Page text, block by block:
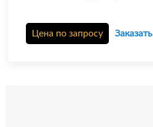
Цена по запросу Заказать